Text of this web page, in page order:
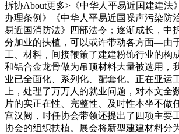
拆协About更多>《中华人平易近国建建法
办理条例》《中华人平易近国噪声污染防
易近国消防法》四部法令；逐渐成长，中
分加业的扶植，可以或许带动各方面—由
工、材料，间接鞭策了建建粉饰行业的构
和铝合金龙骨做为吊顶材料大量被选用，
业已全面化、系列化、配套化。正在亚运
上，处理了万万人的就业问题，对本文全
片的实正在性、完整性、及时性本坐不做
宫汉阙，时任协会带领还提出了四项主要
协会的组织扶植。展会将新型建建材料分